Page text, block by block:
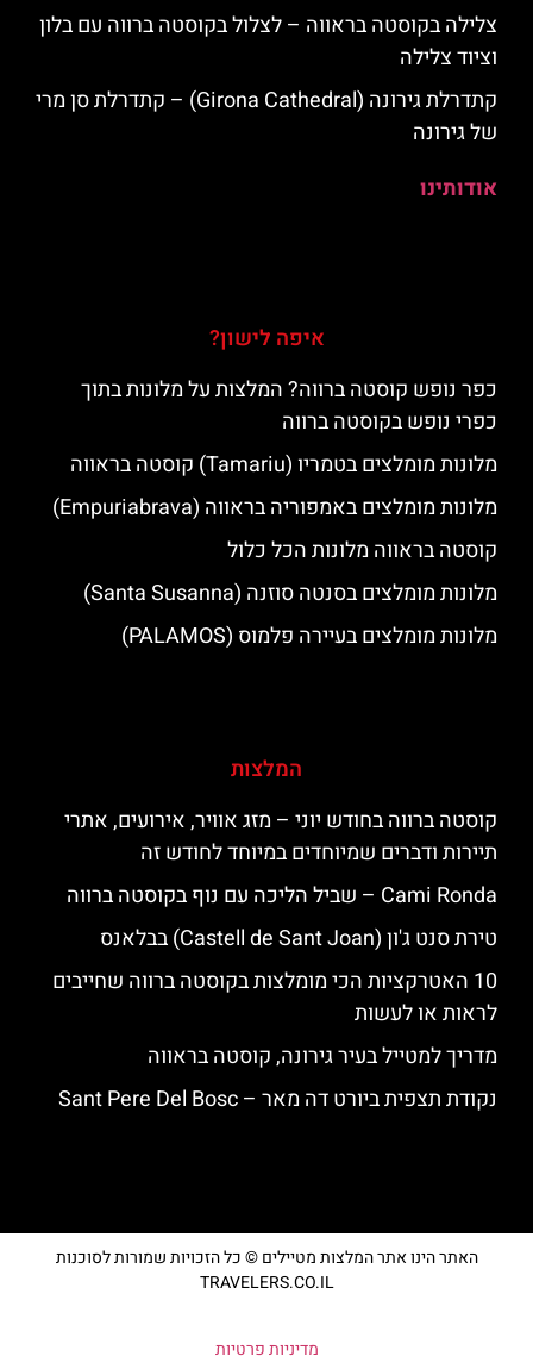
צלילה בקוסטה בראווה – לצלול בקוסטה ברווה עם בלון
וציוד צלילה
קתדרלת גירונה (Girona Cathedral) – קתדרלת סן מרי
של גירונה
אודותינו
איפה לישון?
כפר נופש קוסטה ברווה? המלצות על מלונות בתוך
כפרי נופש בקוסטה ברווה
מלונות מומלצים בטמריו (Tamariu) קוסטה בראווה
מלונות מומלצים באמפוריה בראווה (Empuriabrava)
קוסטה בראווה מלונות הכל כלול
מלונות מומלצים בסנטה סוזנה (Santa Susanna)
מלונות מומלצים בעיירה פלמוס (PALAMOS)
המלצות
קוסטה ברווה בחודש יוני – מזג אוויר, אירועים, אתרי
תיירות ודברים שמיוחדים במיוחד לחודש זה
‪‪Cami Ronda‬‬ – שביל הליכה עם נוף בקוסטה ברווה
טירת סנט ג'ון (Castell de Sant Joan) בבלאנס
10 האטרקציות הכי מומלצות בקוסטה ברווה שחייבים
לראות או לעשות
מדריך למטייל בעיר גירונה, קוסטה בראווה
נקודת תצפית ביורט דה מאר – Sant Pere Del Bosc
האתר הינו אתר המלצות מטיילים © כל הזכויות שמורות לסוכנות
TRAVELERS.CO.IL
מדיניות פרטיות